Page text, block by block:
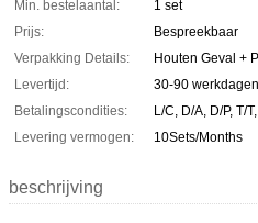
Min. bestelaantal:
1 set
Prijs:
Bespreekbaar
Verpakking Details:
Houten Geval +
Levertijd:
30-90 werkdagen
Betalingscondities:
L/C, D/A, D/P, T/
Levering vermogen:
10Sets/Months
beschrijving